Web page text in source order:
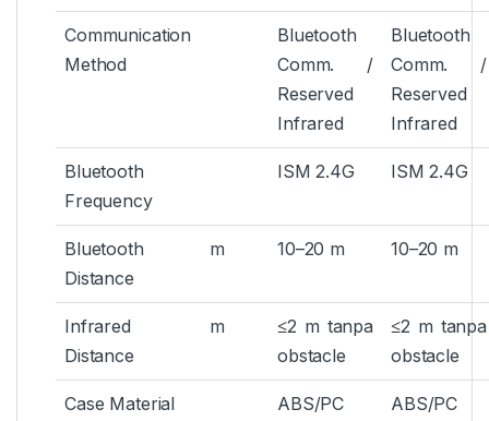
Communication
Method
Bluetooth
Comm. /
Reserved
Infrared
Bluetooth
Comm. /
Reserved
Infrared
Bluetooth
Frequency
ISM 2.4G ISM 2.4G
Bluetooth
Distance
m 10–20 m 10–20 m
Infrared
Distance
m
≤2 m tanpa
obstacle
≤2 m tanpa
obstacle
Case Material
ABS/PC
ABS/PC